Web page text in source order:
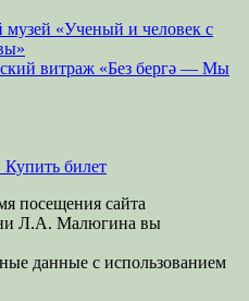
«Ученый и человек с
витраж «Без бергə — Мы
билет
посещения сайта
Л.А. Малюгина вы
данные с использованием